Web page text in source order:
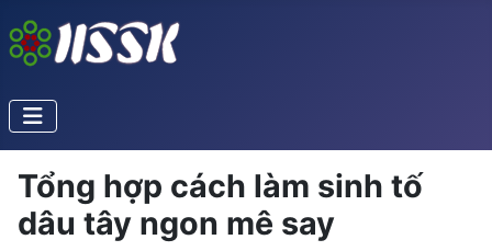
Tổng hợp cách làm sinh tố
dâu tây ngon mê say